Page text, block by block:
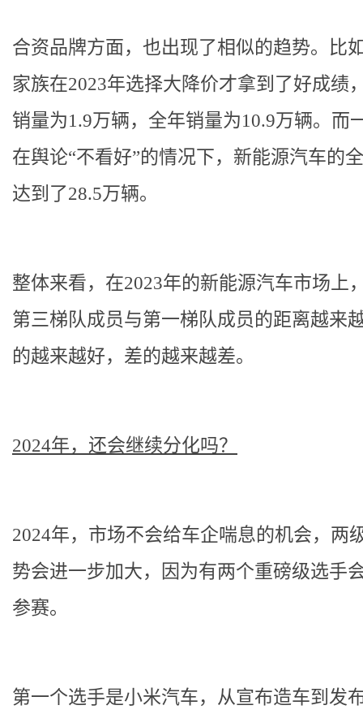
合资品牌方面，也出现了相似的趋势。比
家族在2023年选择大降价才拿到了好成绩
销量为1.9万辆，全年销量为10.9万辆。而
在舆论“不看好”的情况下，新能源汽车的
达到了28.5万辆。
整体来看，在2023年的新能源汽车市场上
第三梯队成员与第一梯队成员的距离越来
的越来越好，差的越来越差。
2024年，还会继续分化吗？
2024年，市场不会给车企喘息的机会，两
势会进一步加大，因为有两个重磅级选手
参赛。
第一个选手是小米汽车，从宣布造车到发